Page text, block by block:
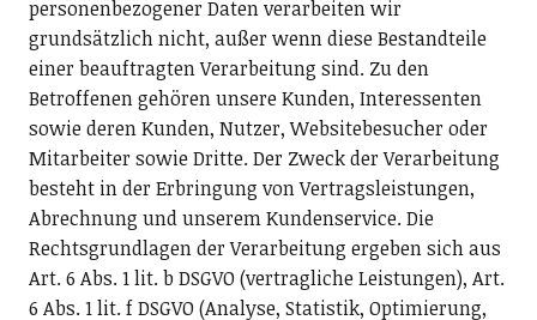
personenbezogener Daten verarbeiten wir
grundsätzlich nicht, außer wenn diese Bestandteile
einer beauftragten Verarbeitung sind. Zu den
Betroffenen gehören unsere Kunden, Interessenten
sowie deren Kunden, Nutzer, Websitebesucher oder
Mitarbeiter sowie Dritte. Der Zweck der Verarbeitung
besteht in der Erbringung von Vertragsleistungen,
Abrechnung und unserem Kundenservice. Die
Rechtsgrundlagen der Verarbeitung ergeben sich aus
Art. 6 Abs. 1 lit. b DSGVO (vertragliche Leistungen), Art.
6 Abs. 1 lit. f DSGVO (Analyse, Statistik, Optimierung,